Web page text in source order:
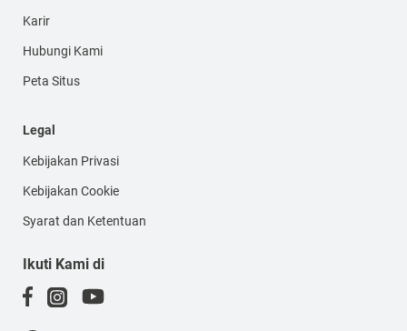
Karir
Hubungi Kami
Peta Situs
Legal
Kebijakan Privasi
Kebijakan Cookie
Syarat dan Ketentuan
Ikuti Kami di